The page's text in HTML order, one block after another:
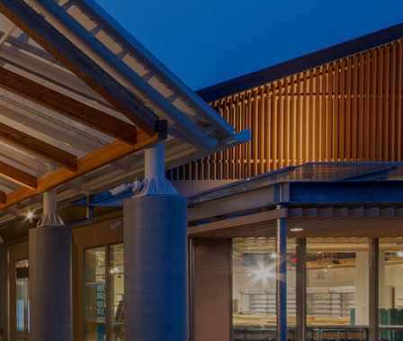
お買い物 イベント お知らせ お問合せ